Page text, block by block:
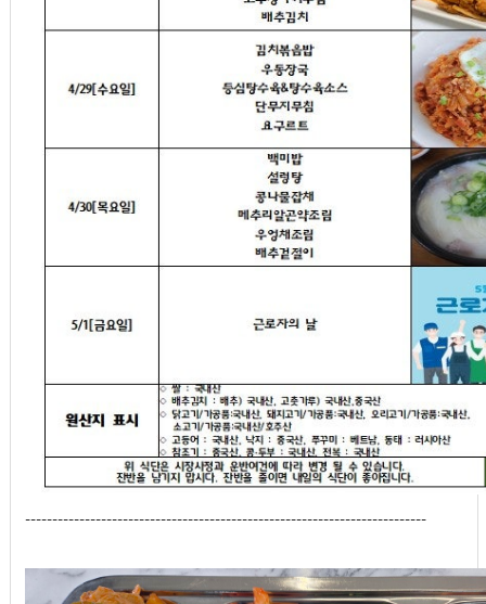
--------------------------------------------------------------------------